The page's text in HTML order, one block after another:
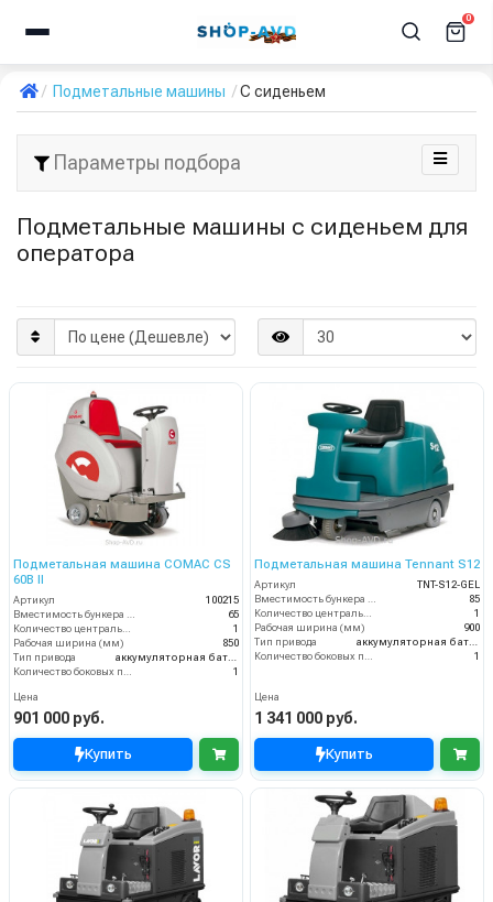
0
Подметальные машины С сиденьем
Параметры подбора
Подметальные машины с сиденьем для
оператора
Подметальная машина COMAC CS
60B II
Артикул
100215
65
1
Рабочая ширина (мм)
850
Тип привода
1
Цена
901 000 руб.
Купить
Подметальная машина Tennant S12
Артикул
TNT-S12-GEL
85
1
Рабочая ширина (мм)
900
Тип привода
1
Цена
1 341 000 руб.
Купить